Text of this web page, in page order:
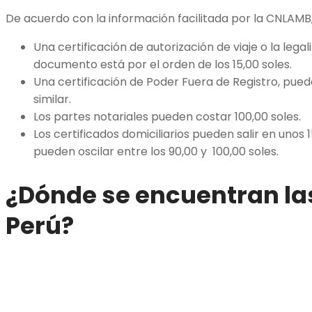
De acuerdo con la información facilitada por la
Una certificación de autorización de viaje o la
documento está por el orden de los 15,00 soles.
Una certificación de Poder Fuera de Registro,
similar.
Los partes notariales pueden costar 100,00 soles.
Los certificados domiciliarios pueden salir en unos
pueden oscilar entre los 90,00 y 100,00 soles.
¿Dónde se encuentran
Perú?